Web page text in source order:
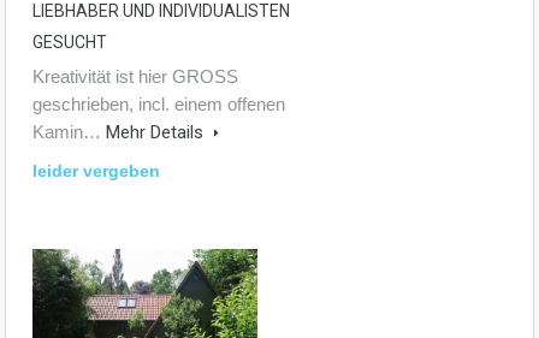
LIEBHABER UND INDIVIDUALISTEN
GESUCHT
Kreativität ist hier GROSS
geschrieben, incl. einem offenen
Kamin… Mehr Details
leider vergeben